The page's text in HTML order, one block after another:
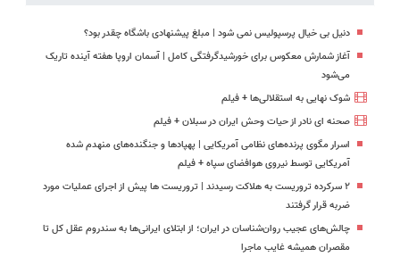
دنیل بی خیال پرسپولیس نمی شود | مبلغ پیشنهادی باشگاه چقدر بود؟
آغاز شمارش معکوس برای خورشیدگرفتگی کامل | آسمان اروپا هفته آینده تاریک
می‌شود
شوک نهایی به استقلالی‌ها + فیلم
صحنه ای نادر از حیات وحش ایران در سبلان + فیلم
اسرار مگوی پرنده‌های نظامی آمریکایی | پهپادها و جنگنده‌های منهدم شده
آمریکایی توسط نیروی هوافضای سپاه + فیلم
۲ سرکرده تروریست به هلاکت رسیدند | تروریست ها پیش از اجرای عملیات مورد
ضربه قرار گرفتند
چالش‌های عجیب روان‌شناسان در ایران؛ از ابتلای ایرانی‌ها به سندروم عقل کل تا
مقصران همیشه غایب ماجرا